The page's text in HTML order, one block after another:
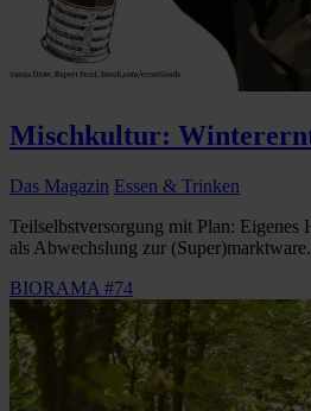
Mischkultur:
Das Magazin Essen & Trinken
Teilselbstversorgung mit Plan: Eigenes
als Abwechslung zur
BIORAMA #74